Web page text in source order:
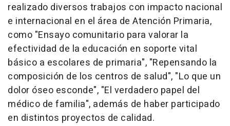
realizado diversos trabajos con impacto nacional
e internacional en el área de Atención Primaria,
como "Ensayo comunitario para valorar la
efectividad de la educación en soporte vital
básico a escolares de primaria", "Repensando la
composición de los centros de salud", "Lo que un
dolor óseo esconde", "El verdadero papel del
médico de familia", además de haber participado
en distintos proyectos de calidad.